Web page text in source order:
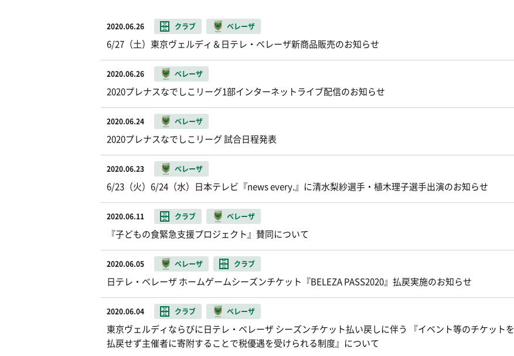
2020.06.26 クラブ ベレーザ
6/27（土）東京ヴェルディ＆日テレ・ベレーザ新商品販売のお知らせ
2020.06.26 ベレーザ
2020プレナスなでしこリーグ1部インターネットライブ配信のお知らせ
2020.06.24 ベレーザ
2020プレナスなでしこリーグ 試合日程発表
2020.06.23 ベレーザ
6/23（火）6/24（水）日本テレビ『news every.』に清水梨紗選手・植木理子選手出演のお知らせ
2020.06.11 クラブ ベレーザ
『子どもの食緊急支援プロジェクト』賛同について
2020.06.05 ベレーザ クラブ
日テレ・ベレーザ ホームゲームシーズンチケット『BELEZA PASS2020』払戻実施のお知らせ
2020.06.04 クラブ ベレーザ
東京ヴェルディならびに日テレ・ベレーザ シーズンチケット払い戻しに伴う 『イベント等のチケットを
払戻せず主催者に寄附することで税優遇を受けられる制度』について